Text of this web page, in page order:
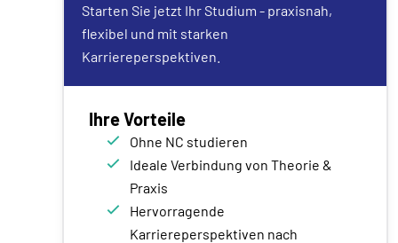
Starten Sie jetzt Ihr Studium - praxisnah,
flexibel und mit starken
Karriereperspektiven.
Ihre Vorteile
Ohne NC studieren
Ideale Verbindung von Theorie &
Praxis
Hervorragende
Karriereperspektiven nach